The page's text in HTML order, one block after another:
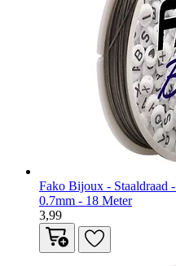
Fako Bijoux - Staaldraad
0.7mm - 18 Meter
3,99